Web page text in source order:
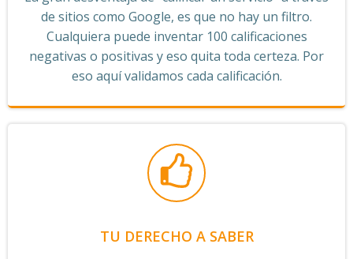
de sitios como Google, es que no hay un filtro.
Cualquiera puede inventar 100 calificaciones
negativas o positivas y eso quita toda certeza. Por
eso aquí validamos cada calificación.
TU DERECHO A SABER